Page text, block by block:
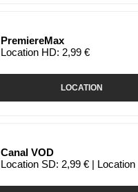
PremiereMax
Location HD: 2,99 €
LOCATION
Canal VOD
Location SD: 2,99 € |